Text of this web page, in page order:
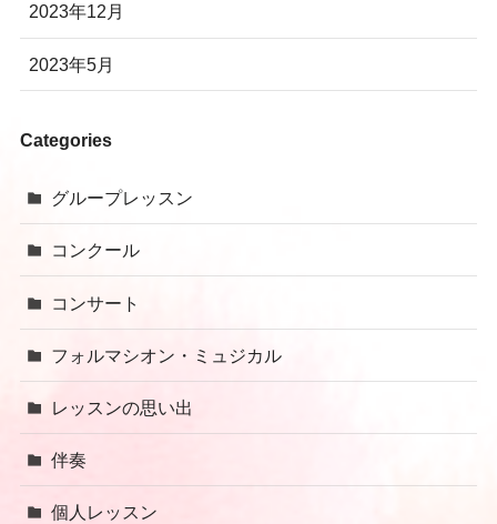
2023年12月
2023年5月
Categories
グループレッスン
コンクール
コンサート
フォルマシオン・ミュジカル
レッスンの思い出
伴奏
個人レッスン